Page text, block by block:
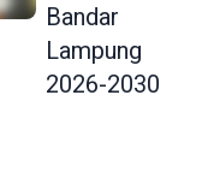
Bandar
Lampung
2026-2030